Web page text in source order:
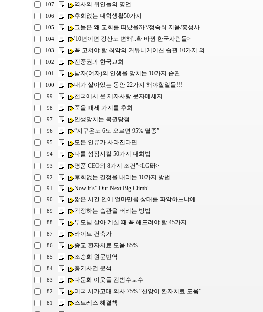
107 역사의 위인들의 명언
106 후회없는 대학생활50가지
105 그들은 왜 교회를 떠났을까?/정숙희 지음/홍성사
104 '10년이면 강산도 변해'..확 바뀐 한국사람들>
103 꼭 고쳐야 할 최악의 커뮤니케이션 습관 10가지 외...
102 진중권과 한국교회
101 남자(여자)의 인생을 망치는 10가지 습관
100 내가 살아있는 동안 22가지 해야할일들!!!
99 천국에서 온 제자사랑 문자메세지
98 죽을 때세 가지를 후회
97 인생망치는 복권당첨
96 “지구온도 6도 오르면 95% 멸종”
95 모든 인류가 사라진다면
94 나를 성장시킬 50가지 대화법
93 명품 CEO의 8가지 조건"<LG硏>
92 후회없는 결정을 내리는 10가지 방법
91
Now it’s” Our Next Big Climb"
90
짧은 시간 안에 얼마만큼 상대를 파악하느냐에
89 걱정하는 습관을 버리는 방법
88 부모님 살아 계실 때 꼭 해드려야 할 45가지
87 라이트 건축가
86 종교 환자치료 도움 85%
85 조승희 원문번역
84 총기사건 분석
83 다문화 이웃들 김범수교수
82 미국 시카고대 의사 75% “신앙이 환자치료 도움”...
81 스트레스 해결책